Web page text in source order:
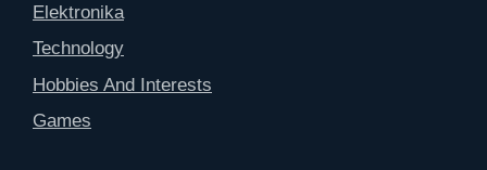
Elektronika
Technology
Hobbies And Interests
Games